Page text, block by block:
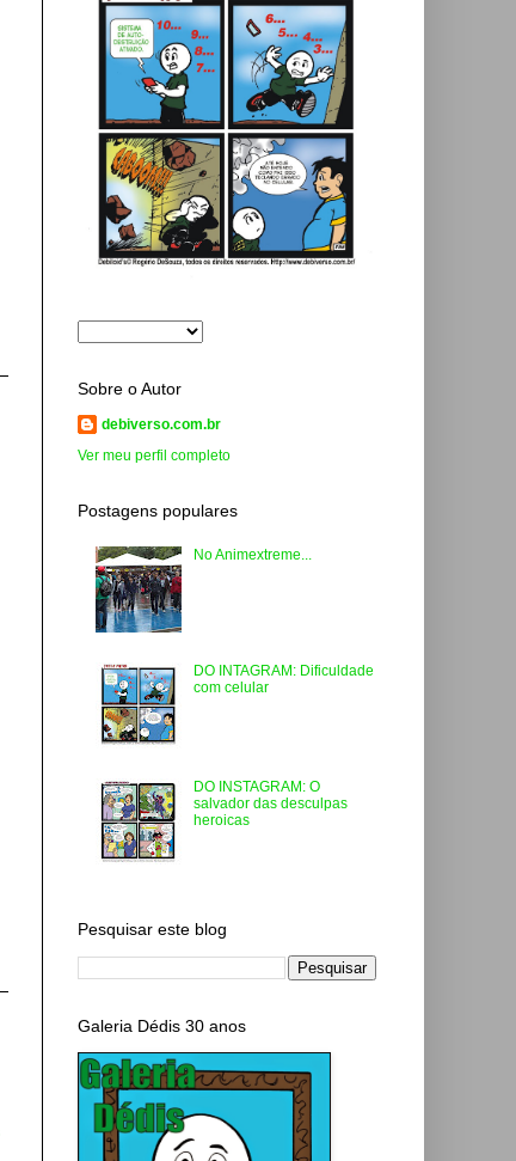
Sobre o Autor
debiverso.com.br
Ver meu perfil completo
Postagens populares
No Animextreme...
DO INTAGRAM: Dificuldade
com celular
DO INSTAGRAM: O
salvador das desculpas
heroicas
Pesquisar este blog
Galeria Dédis 30 anos